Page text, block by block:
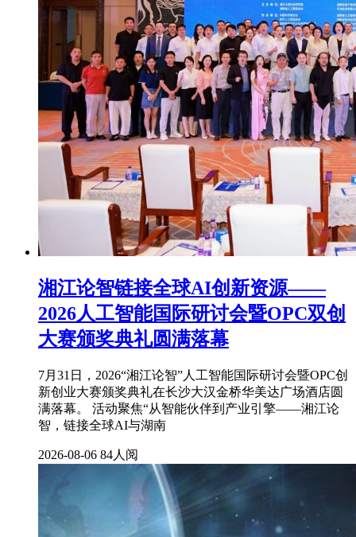
湘江论智链接全球AI创新资源——
2026人工智能国际研讨会暨OPC双创
大赛颁奖典礼圆满落幕
7月31日，2026“湘江论智”人工智能国际研讨会暨OPC创
新创业大赛颁奖典礼在长沙大汉金桥华美达广场酒店圆
满落幕。 活动聚焦“从智能伙伴到产业引擎——湘江论
智，链接全球AI与湖南
2026-08-06 84人阅